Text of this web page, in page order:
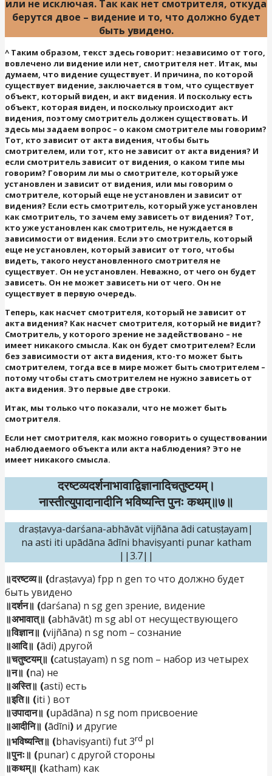
или не исключая. Так как нет смотрителя, откуда
берутся двое – видение и то, что должно будет
быть увидено.
^ Таким образом, текст здесь говорит: независимо от того,
вовлечено ли видение или нет, смотрителя нет. Итак, мы
думаем, что видение существует. И причина, по которой
существует видение, заключается в том, что существует
объект, который виден, и акт видения. И поскольку есть
объект, которая виден, и поскольку происходит акт
видения, поэтому смотритель должен существовать. И
здесь мы задаем вопрос – о каком смотрителе мы говорим?
Тот, кто зависит от акта видения, чтобы быть
смотрителем, или тот, кто не зависит от акта видения? И
если смотритель зависит от видения, о каком типе мы
говорим? Говорим ли мы о смотрителе, который уже
установлен и зависит от видения, или мы говорим о
смотрителе, который еще не установлен и зависит от
видения? Если есть смотритель, который уже установлен
как смотритель, то зачем ему зависеть от видения? Тот,
кто уже установлен как смотритель, не нуждается в
зависимости от видения. Если это смотритель, который
еще не установлен, который зависит от того, чтобы
видеть, такого неустановленного смотрителя не
существует. Он не установлен. Неважно, от чего он будет
зависеть. Он не может зависеть ни от чего. Он не
существует в первую очередь.
Теперь, как насчет смотрителя, который не зависит от
акта видения? Как насчет смотрителя, который не видит?
Смотритель, у которого зрение не задействовано – не
имеет никакого смысла. Как он будет смотрителем? Если
без зависимости от акта видения, кто-то может быть
смотрителем, тогда все в мире может быть смотрителем –
потому чтобы стать смотрителем не нужно зависеть от
акта видения. Это первые две строки.
Итак, мы только что показали, что не может быть
смотрителя.
Если нет смотрителя, как можно говорить о существовании
наблюдаемого объекта или акта наблюдения? Это не
имеет никакого смысла.
दरष्टव्यदर्शनाभावाद्विज्ञानादिचतुष्टयम्।
नास्तीत्युपादानादीनि भविष्यन्ति पुनः कथम्॥७॥
draṣṭavya-darśana-abhāvāt vijñāna ādi catuṣṭayam|
na asti iti upādāna ādīni bhaviṣyanti punar katham
||3.7||
॥दरष्टव्य॥ (draṣṭavya) fpp n gen то что должно будет
быть увидено
॥दर्शन॥ (darśana) n sg gen зрение, видение
॥अभावात्॥ (abhāvāt) m sg abl от несуществующего
॥विज्ञान॥ (vijñāna) n sg nom – сознание
॥आदि॥ (ādi) другой
॥चतुष्टयम्॥ (catuṣṭayam) n sg nom – набор из четырех
॥न॥ (na) не
॥अस्ति॥ (asti) есть
॥इति॥ (iti ) вот
॥उपादान॥ (upādāna) n sg nom присвоение
॥आदीनि॥ (ādīni) и другие
॥भविष्यन्ति॥ (bhaviṣyanti) fut 3rd pl
॥पुनः॥ (punar) с другой стороны
॥कथम्॥ (katham) как